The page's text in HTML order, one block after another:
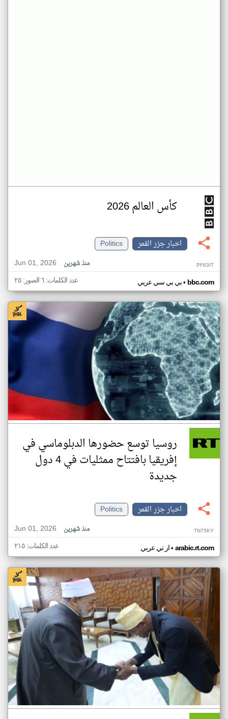
كأس العالم 2026
اخبار جزر القمر
Politics
Jun 01, 2026
منذ شهرين PF63IT
بي بي سي عربي• bbc.com عدد الكلمات: ٦ الصور: ٢٥
روسيا توسع حضورها الدبلوماسي في
إفريقيا بافتتاح ممثليات في 4 دول
جديدة
اخبار جزر القمر
Politics
Jun 01, 2026
منذ شهرين TN75KY
ار تي عربي• arabic.rt.com عدد الكلمات: ٢١٥